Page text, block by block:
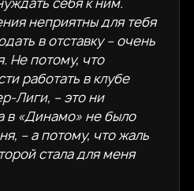
неприятны для тебя
в отставку – очень
Не потому, что
работать в клубе
Лиги, – это ни
в «Динамо» не было
– а потому, что жаль
стала для меня